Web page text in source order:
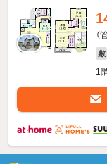
（
敷
1